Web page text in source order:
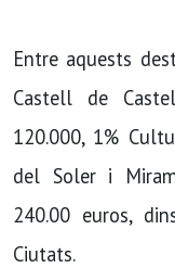
Entre aquests
Castell de
120.000, 1%
del Soler i
240.00 euros,
Ciutats.